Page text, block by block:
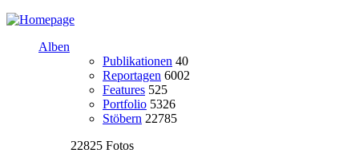
Alben
Publikationen 40
Reportagen 6002
Features 525
Portfolio 5326
Stöbern 22785
22825 Fotos